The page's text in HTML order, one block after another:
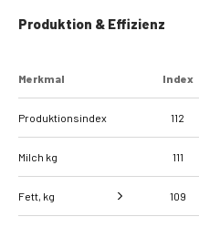
Produktion & Effizienz
Merkmal Index
Produktionsindex 112
Milch kg 111
Fett, kg 109